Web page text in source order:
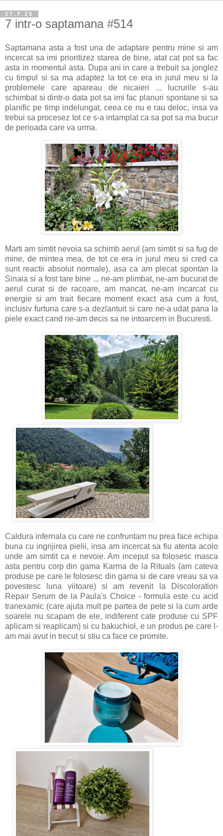
27.7.25
7 intr-o saptamana #514
Saptamana asta a fost una de adaptare pentru mine si am
incercat sa imi prioritizez starea de bine, atat cat pot sa fac
asta in momentul asta. Dupa ani in care a trebuit sa jonglez
cu timpul si sa ma adaptez la tot ce era in jurul meu si la
problemele care apareau de nicaieri ... lucrurile s-au
schimbat si dintr-o data pot sa imi fac planuri spontane si sa
planific pe timp indelungat, ceea ce nu e rau deloc, insa va
trebui sa procesez tot ce s-a intamplat ca sa pot sa ma bucur
de perioada care va urma.
Marti am simtit nevoia sa schimb aerul (am simtit si sa fug de
mine, de mintea mea, de tot ce era in jurul meu si cred ca
sunt reactii absolut normale), asa ca am plecat spontan la
Sinaia si a fost tare bine ... ne-am plimbat, ne-am bucurat de
aerul curat si de racoare, am mancat, ne-am incarcat cu
energie si am trait fiecare moment exact asa cum a fost,
inclusiv furtuna care s-a dezlantuit si care ne-a udat pana la
piele exact cand ne-am decis sa ne intoarcem in Bucuresti.
Caldura infernala cu care ne confruntam nu prea face echipa
buna cu ingrijirea pielii, insa am incercat sa fiu atenta acolo
unde am simtit ca e nevoie. Am inceput sa folosesc masca
asta pentru corp din gama Karma de la Rituals (am cateva
produse pe care le folosesc din gama si de care vreau sa va
povestesc luna viitoare) si am revenit la Discoloration
Repair Serum de la Paula's Choice - formula este cu acid
tranexamic (care ajuta mult pe partea de pete si la cum arde
soarele nu scapam de ele, indiferent cate produse cu SPF
aplicam si reaplicam) si cu bakuchiol, e un produs pe care l-
am mai avut in trecut si stiu ca face ce promite.